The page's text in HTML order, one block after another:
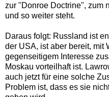
zur "Donroe Doctrine", zum
und so weiter steht.
Daraus folgt: Russland ist
der USA, ist aber bereit, mit
gegenseitigem Interesse
Moskau vorteilhaft ist.
auch jetzt für eine solche
Problem ist, dass es sie